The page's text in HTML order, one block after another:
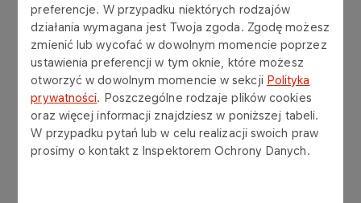
preferencje. W przypadku niektórych rodzajów
działania wymagana jest Twoja zgoda. Zgodę możesz
zmienić lub wycofać w dowolnym momencie poprzez
ustawienia preferencji w tym oknie, które możesz
otworzyć w dowolnym momencie w sekcji Polityka
prywatności. Poszczególne rodzaje plików cookies
oraz więcej informacji znajdziesz w poniższej tabeli.
W przypadku pytań lub w celu realizacji swoich praw
prosimy o kontakt z Inspektorem Ochrony Danych.
Oferujemy:
obsługę bezpośrednią klienta,
obsługę firm kurierskich – odbiór oraz wysyłkę
dokumentów,
dostarczanie, odbiór i wysyłanie